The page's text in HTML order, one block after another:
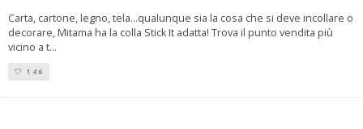
Carta, cartone, legno, tela...qualunque sia la cosa che si deve incollare o
decorare, Mitama ha la colla Stick It adatta! Trova il punto vendita più
vicino a t...
146